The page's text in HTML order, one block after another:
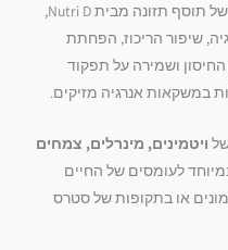
הוא פורמולה מתקדמת של תוסף תזונה מבית Nutri D,
שיפור הריכוז, הפחתת
החיסון ושמירה על תפקוד
במשקאות אנרגיה מזיקים.
ויטמינים, מינרלים, צמחים
לעומסים של החיים
או בתקופות של סטרס